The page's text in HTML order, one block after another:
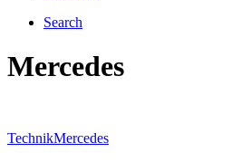
Search
Mercedes
TechnikMercedes